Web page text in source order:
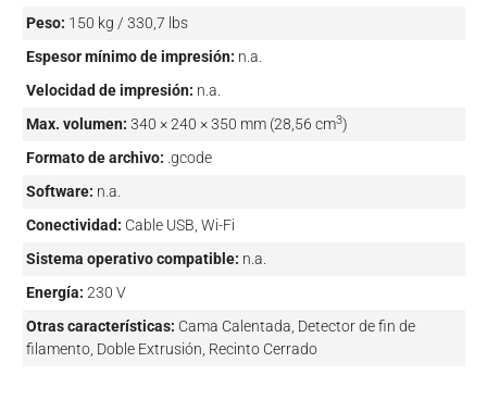
Peso: 150 kg / 330,7 lbs
Espesor mínimo de impresión: n.a.
Velocidad de impresión: n.a.
Max. volumen: 340 × 240 × 350 mm (28,56 cm3)
Formato de archivo: .gcode
Software: n.a.
Conectividad: Cable USB, Wi-Fi
Sistema operativo compatible: n.a.
Energía: 230 V
Otras características: Cama Calentada, Detector de fin de
filamento, Doble Extrusión, Recinto Cerrado